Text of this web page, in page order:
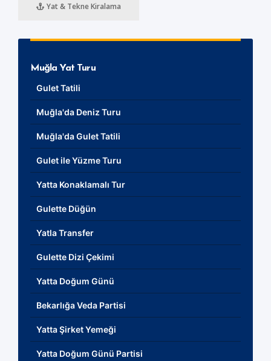
Yat & Tekne Kiralama
Muğla Yat Turu
Gulet Tatili
Muğla'da Deniz Turu
Muğla'da Gulet Tatili
Gulet ile Yüzme Turu
Yatta Konaklamalı Tur
Gulette Düğün
Yatla Transfer
Gulette Dizi Çekimi
Yatta Doğum Günü
Bekarlığa Veda Partisi
Yatta Şirket Yemeği
Yatta Doğum Günü Partisi